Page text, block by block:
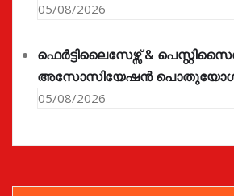
05/08/2026
ഫെർട്ടിലൈസേഴ്സ് &
അസോസിയേഷൻ
05/08/2026